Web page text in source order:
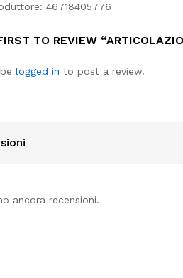
46718405776
TO REVIEW
logged in to post a review.
ancora recensioni.